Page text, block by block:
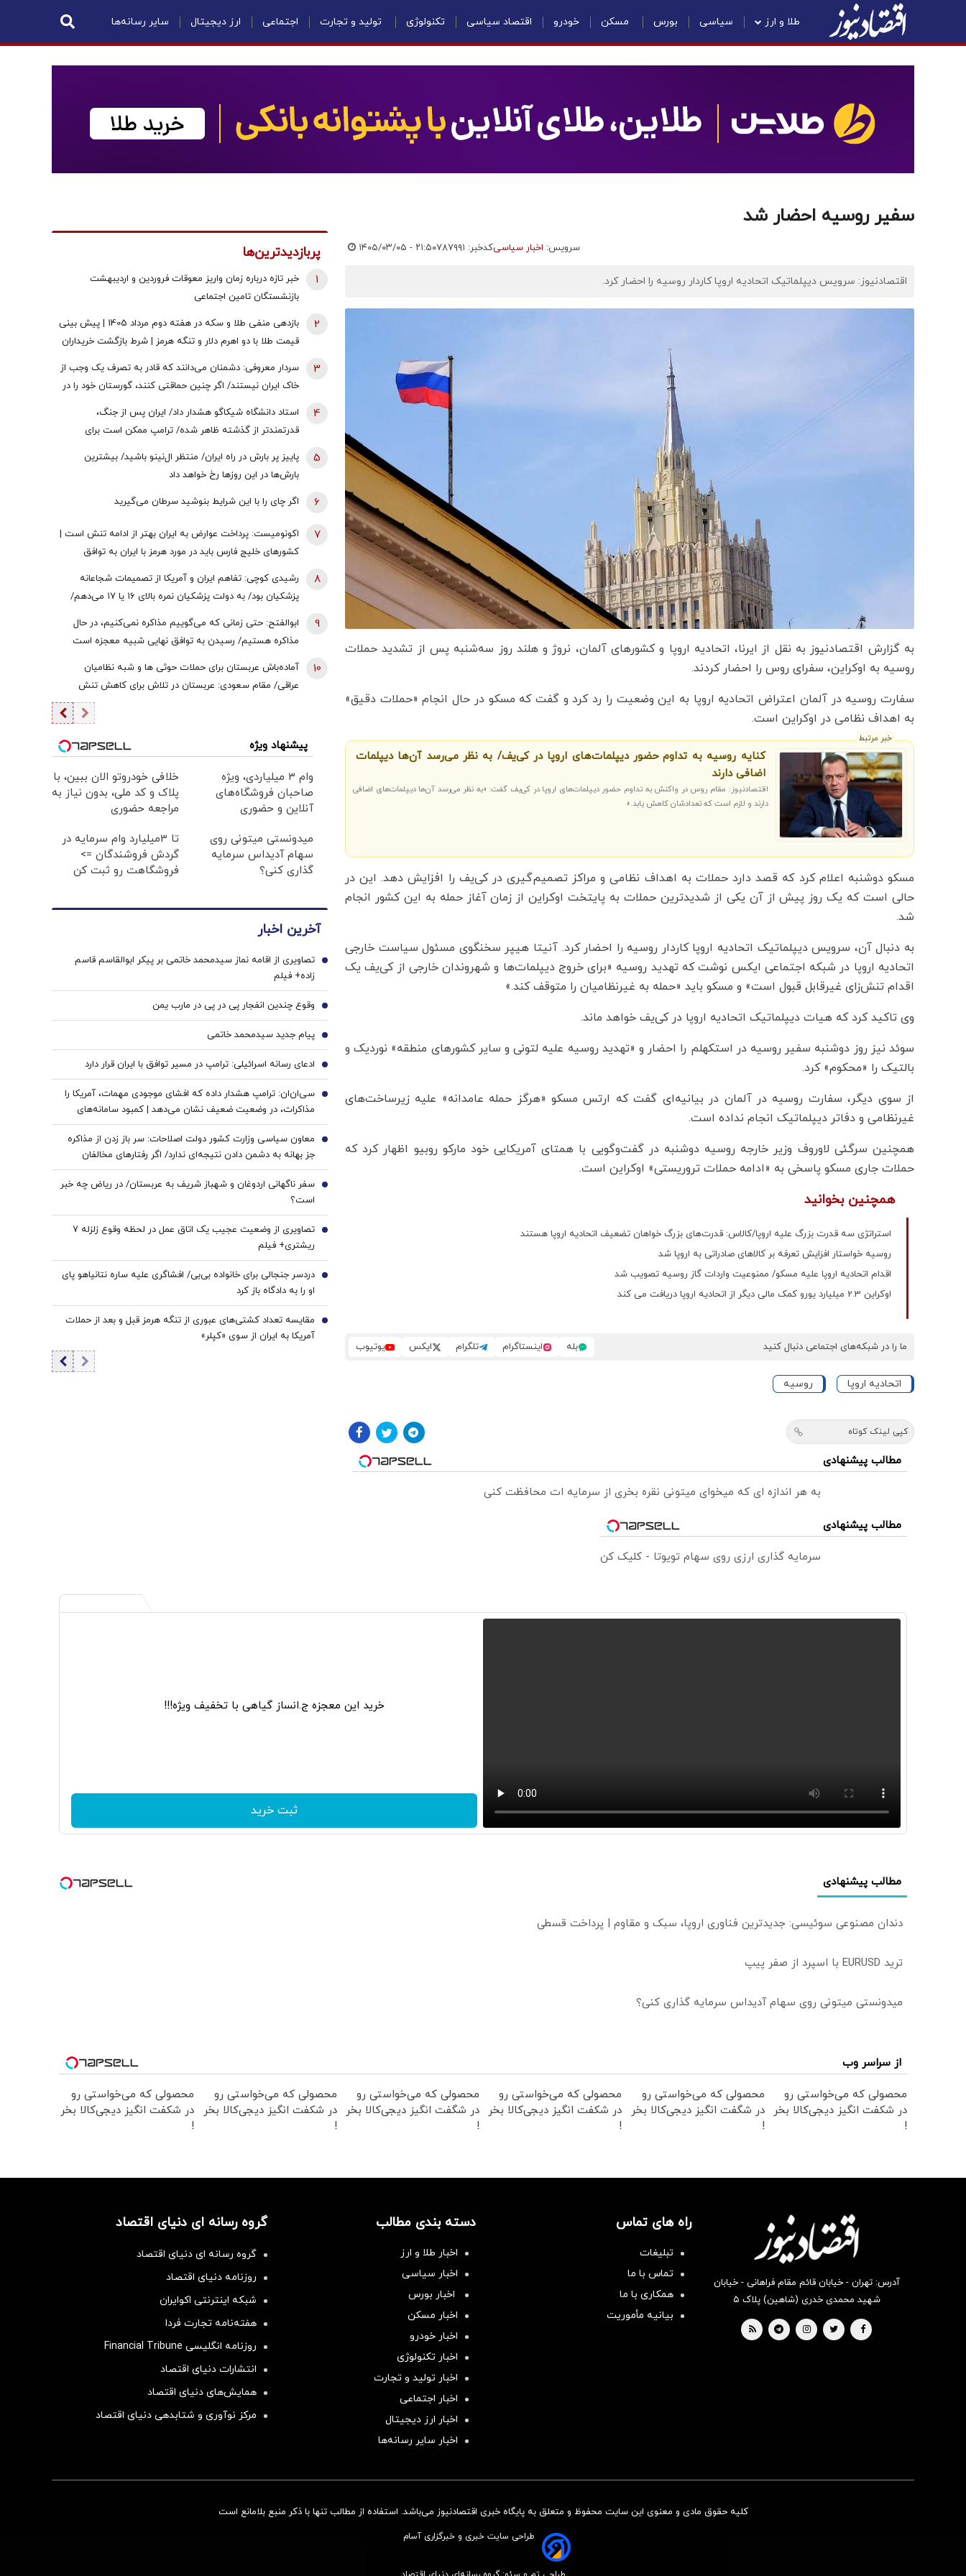
طلا و ارز سیاسی بورس مسکن خودرو اقتصاد سیاسی تکنولوژی تولید و تجارت اجتماعی ارز دیجیتال سایر رسانه‌ها
سفیر روسیه احضار شد
سرویس: اخبار سیاسیکدخبر: ۷۸۷۹۹۱ ۱۴۰۵/۰۳/۰۵ - ۲۱:۵۰
اقتصادنیوز: سرویس دیپلماتیک اتحادیه اروپا کاردار روسیه را احضار کرد.
به گزارش اقتصادنیوز به نقل از ایرنا، اتحادیه اروپا و کشورهای آلمان، نروژ و هلند روز سه‌شنبه پس از تشدید حملات
روسیه به اوکراین، سفرای روس را احضار کردند.
سفارت روسیه در آلمان اعتراض اتحادیه اروپا به این وضعیت را رد کرد و گفت که مسکو در حال انجام «حملات دقیق»
به اهداف نظامی در اوکراین است.
خبر مرتبط
کنایه روسیه به تداوم حضور دیپلمات‌های اروپا در کی‌یف/ به نظر می‌رسد آن‌ها دیپلمات
اضافی دارند
اقتصادنیوز: مقام روس در واکنش به تداوم حضور دیپلمات‌های اروپا در کی‌یف گفت: «به نظر می‌رسد آن‌ها دیپلمات‌های اضافی
دارند و لازم است که تعدادشان کاهش یابد.»
مسکو دوشنبه اعلام کرد که قصد دارد حملات به اهداف نظامی و مراکز تصمیم‌گیری در کی‌یف را افزایش دهد. این در
حالی است که یک روز پیش از آن یکی از شدیدترین حملات به پایتخت اوکراین از زمان آغاز حمله به این کشور انجام
شد.
به دنبال آن، سرویس دیپلماتیک اتحادیه اروپا کاردار روسیه را احضار کرد. آنیتا هیپر سخنگوی مسئول سیاست خارجی
اتحادیه اروپا در شبکه اجتماعی ایکس نوشت که تهدید روسیه «برای خروج دیپلمات‌ها و شهروندان خارجی از کی‌یف یک
اقدام تنش‌زای غیرقابل قبول است» و مسکو باید «حمله به غیرنظامیان را متوقف کند.»
وی تاکید کرد که هیات دیپلماتیک اتحادیه اروپا در کی‌یف خواهد ماند.
سوئد نیز روز دوشنبه سفیر روسیه در استکهلم را احضار و «تهدید روسیه علیه لتونی و سایر کشورهای منطقه» نوردیک و
بالتیک را «محکوم» کرد.
از سوی دیگر، سفارت روسیه در آلمان در بیانیه‌ای گفت که ارتس مسکو «هرگز حمله عامدانه» علیه زیرساخت‌های
غیرنظامی و دفاتر دیپلماتیک انجام نداده است.
همچنین سرگئی لاوروف وزیر خارجه روسیه دوشنبه در گفت‌وگویی با همتای آمریکایی خود مارکو روبیو اظهار کرد که
حملات جاری مسکو پاسخی به «ادامه حملات تروریستی» اوکراین است.
همچنین بخوانید
استراتژی سه قدرت بزرگ علیه اروپا/کالاس: قدرت‌های بزرگ خواهان تضعیف اتحادیه اروپا هستند
روسیه خواستار افزایش تعرفه بر کالاهای صادراتی به اروپا شد
اقدام اتحادیه اروپا علیه مسکو/ ممنوعیت واردات گاز روسیه تصویب شد
اوکراین 2.3 میلیارد یورو کمک مالی دیگر از اتحادیه اروپا دریافت می کند
ما را در شبکه‌های اجتماعی دنبال کنید بله اینستاگرام تلگرام ایکس یوتیوب
اتحادیه اروپا روسیه
کپی لینک کوتاه
مطالب پیشنهادی
به هر اندازه ای که میخوای میتونی نقره بخری از سرمایه ات محافظت کنی
مطالب پیشنهادی
سرمایه گذاری ارزی روی سهام تویوتا - کلیک کن
پربازدیدترین‌ها
خبر تازه درباره زمان واریز معوقات فروردین و اردیبهشت
بازنشستگان تامین اجتماعی
1
بازدهی منفی طلا و سکه در هفته دوم مرداد 1405 | پیش بینی
قیمت طلا با دو اهرم دلار و تنگه هرمز | شرط بازگشت خریداران
2
سردار معروفی: دشمنان می‌دانند که قادر به تصرف یک وجب از
خاک ایران نیستند/ اگر چنین حماقتی کنند، گورستان خود را در
آنجا خواهند یافت/ دیپلماسی بدون پشتیبانی مردمی
امکان‌پذیر نیست
3
استاد دانشگاه شیکاگو هشدار داد/ ایران پس از جنگ،
قدرتمندتر از گذشته ظاهر شده/ ترامپ ممکن است برای
کنگره، به عملیات زمینی روی بیاورد
4
پاییز پر بارش در راه ایران/ منتظر ال‌نینو باشید/ بیشترین
بارش‌ها در این روزها رخ خواهد داد
5
اگر چای را با این شرایط بنوشید سرطان می‌گیرید 6
اکونومیست: پرداخت عوارض به ایران بهتر از ادامه تنش است |
کشورهای خلیج فارس باید در مورد هرمز با ایران به توافق
7
رشیدی کوچی: تفاهم ایران و آمریکا از تصمیمات شجاعانه
پزشکیان بود/ به دولت پزشکیان نمره بالای ۱۶ یا ۱۷ می‌دهم/
یقین بدانید اگر هر فرد دیگری جای پزشکیان بود، کشور با
مشکلات بزرگی روبه‌رو می‌شد/ اگر جلیلی رئیس‌جمهور
می‌شد...
8
ابوالفتح: حتی زمانی که می‌گوییم مذاکره نمی‌کنیم، در حال
مذاکره هستیم/ رسیدن به توافق نهایی شبیه معجزه است
9
آماده‌باش عربستان برای حملات حوثی ها و شبه نظامیان
عراقی/ مقام سعودی: عربستان در تلاش برای کاهش تنش
10
پیشنهاد ویژه
وام ۳ میلیاردی، ویژه
صاحبان فروشگاه‌های
آنلاین و حضوری
خلافی خودروتو الان ببین، با
پلاک و کد ملی، بدون نیاز به
مراجعه حضوری
میدونستی میتونی روی
سهام آدیداس سرمایه
گذاری کنی؟
تا 3میلیارد وام سرمایه در
گردش فروشندگان =>
فروشگاهت رو ثبت کن
آخرین اخبار
تصاویری از اقامه نماز سیدمحمد خاتمی بر پیکر ابوالقاسم قاسم
زاده+ فیلم
1
وقوع چندین انفجار پی در پی در مارب یمن 2
پیام جدید سیدمحمد خاتمی 3
ادعای رسانه اسرائیلی: ترامپ در مسیر توافق با ایران قرار دارد 4
سی‌ان‌ان: ترامپ هشدار داده که افشای موجودی مهمات، آمریکا را
مذاکرات، در وضعیت ضعیف نشان می‌دهد | کمبود سامانه‌های
دفاع هوایی، متحدان عرب آمریکا را نگران کرده است
5
معاون سیاسی وزارت کشور دولت اصلاحات: سر باز زدن از مذاکره‌
جز بهانه به دشمن دادن نتیجه‌ای ندارد/ اگر رفتارهای مخالفان
مذاکره مهار نشود، کشور آسیب می‌بیند/ توهین به مسئولان
زمینه‌ساز طمع دشمنان است
6
سفر ناگهانی اردوغان و شهباز شریف به عربستان/ در ریاض چه خبر
است؟
7
تصاویری از وضعیت عجیب یک اتاق عمل در لحظه وقوع زلزله 7
ریشتری+ فیلم
8
دردسر جنجالی برای خانواده بی‌بی/ افشاگری علیه ساره نتانیاهو پای
او را به دادگاه باز کرد
9
مقایسه تعداد کشتی‌های عبوری از تنگه هرمز قبل و بعد از حملات
آمریکا به ایران از سوی «کپلر»
10
خرید این معجزه ج.انساز گیاهی با تخفیف ویژه!!!
ثبت خرید
مطالب پیشنهادی
دندان مصنوعی سوئیسی: جدیدترین فناوری اروپا، سبک و مقاوم | پرداخت قسطی
ترید EURUSD با اسپرد از صفر پیپ
میدونستی میتونی روی سهام آدیداس سرمایه گذاری کنی؟
از سراسر وب
محصولی که می‌خواستی رو
در شکفت انگیز دیجی‌کالا بخر
!
محصولی که می‌خواستی رو
در شگفت انگیز دیجی‌کالا بخر
!
محصولی که می‌خواستی رو
در شکفت انگیز دیجی‌کالا بخر
!
محصولی که می‌خواستی رو
در شگفت انگیز دیجی‌کالا بخر
!
محصولی که می‌خواستی رو
در شکفت انگیز دیجی‌کالا بخر
!
محصولی که می‌خواستی رو
در شکفت انگیز دیجی‌کالا بخر
!
آدرس: تهران - خیابان قائم مقام فراهانی - خیابان
شهید محمدی خدری (شاهین) پلاک ۵
راه های تماس
تبلیغات
تماس با ما
همکاری با ما
بیانیه مأموریت
دسته بندی مطالب
اخبار طلا و ارز
اخبار سیاسی
اخبار بورس
اخبار مسکن
اخبار خودرو
اخبار تکنولوژی
اخبار تولید و تجارت
اخبار اجتماعی
اخبار ارز دیجیتال
اخبار سایر رسانه‌‌ها
گروه رسانه ای دنیای اقتصاد
گروه رسانه ای دنیای اقتصاد
روزنامه دنیای اقتصاد
شبکه اینترنتی اکوایران
هفته‌نامه تجارت فردا
روزنامه انگلیسی Financial Tribune
انتشارات دنیای اقتصاد
همایش‌های دنیای اقتصاد
مرکز نوآوری و شتابدهی دنیای اقتصاد
کلیه حقوق مادی و معنوی این سایت محفوظ و متعلق به پایگاه خبری اقتصادنیوز می‌باشد. استفاده از مطالب تنها با ذکر منبع بلامانع است
طراحی سایت خبری و خبرگزاری آسام